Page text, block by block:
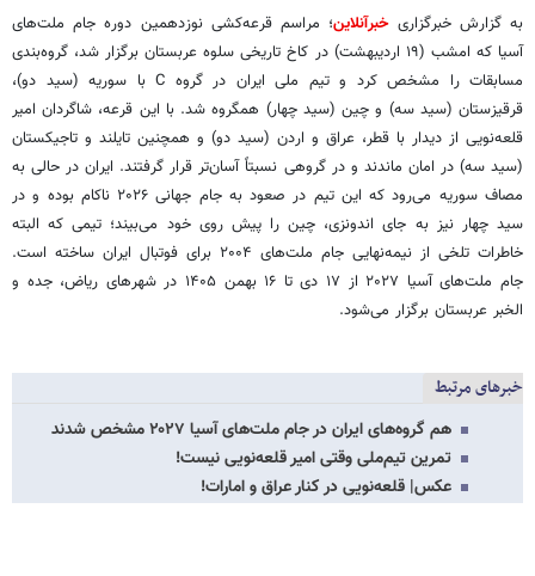
به گزارش خبرگزاریخبرآنلاین؛ مراسم قرعه‌کشی نوزدهمین دوره جام ملت‌های
آسیا که امشب (۱۹ اردیبهشت) در کاخ تاریخی سلوه عربستان برگزار شد، گروه‌بندی
مسابقات را مشخص کرد و تیم ملی ایران در گروه C با سوریه (سید دو)،
قرقیزستان (سید سه) و چین (سید چهار) همگروه شد. با این قرعه، شاگردان امیر
قلعه‌نویی از دیدار با قطر، عراق و اردن (سید دو) و همچنین تایلند و تاجیکستان
(سید سه) در امان ماندند و در گروهی نسبتاً آسان‌تر قرار گرفتند. ایران در حالی به
مصاف سوریه می‌رود که این تیم در صعود به جام جهانی ۲۰۲۶ ناکام بوده و در
سید چهار نیز به جای اندونزی، چین را پیش روی خود می‌بیند؛ تیمی که البته
خاطرات تلخی از نیمه‌نهایی جام ملت‌های ۲۰۰۴ برای فوتبال ایران ساخته است.
جام ملت‌های آسیا ۲۰۲۷ از ۱۷ دی تا ۱۶ بهمن ۱۴۰۵ در شهرهای ریاض، جده و
الخبر عربستان برگزار می‌شود.
خبرهای مرتبط
هم گروه‌های ایران در جام ملت‌های آسیا ۲۰۲۷ مشخص شدند
تمرین تیم‌ملی وقتی امیر قلعه‌نویی نیست!
عکس| قلعه‌نویی در کنار عراق و امارات!